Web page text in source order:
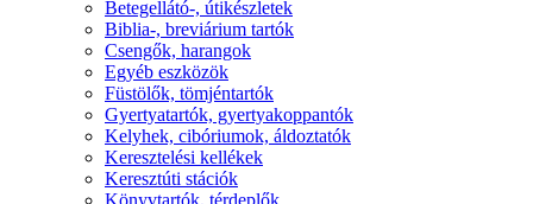
Betegellátó-, útikészletek
Biblia-, breviárium tartók
Csengők, harangok
Egyéb eszközök
Füstölők, tömjéntartók
Gyertyatartók, gyertyakoppantók
Kelyhek, cibóriumok, áldoztatók
Keresztelési kellékek
Keresztúti stációk
Könyvtartók, térdeplők